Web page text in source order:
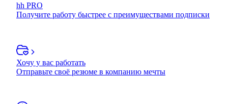
hh PRO
Получите работу быстрее с преимуществами подписки
Хочу у вас работать
Отправьте своё резюме в компанию мечты